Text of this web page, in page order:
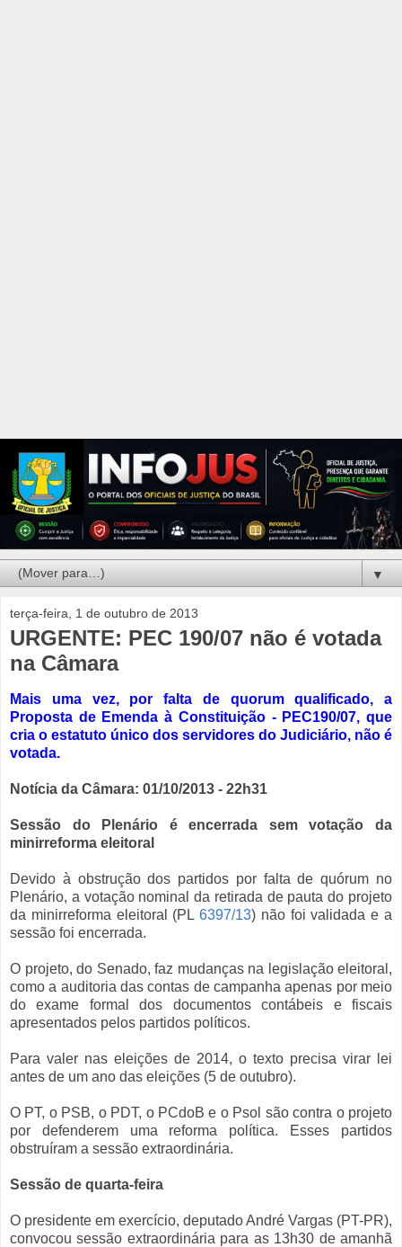
▼
terça-feira, 1 de outubro de 2013
URGENTE: PEC 190/07 não é votada
na Câmara
Mais uma vez, por falta de quorum qualificado, a
Proposta de Emenda à Constituição - PEC190/07, que
cria o estatuto único dos servidores do Judiciário, não é
votada.
Notícia da Câmara: 01/10/2013 - 22h31
Sessão do Plenário é encerrada sem votação da
minirreforma eleitoral
Devido à obstrução dos partidos por falta de quórum no
Plenário, a votação nominal da retirada de pauta do projeto
da minirreforma eleitoral (PL6397/13) não foi validada e a
sessão foi encerrada.
O projeto, do Senado, faz mudanças na legislação eleitoral,
como a auditoria das contas de campanha apenas por meio
do exame formal dos documentos contábeis e fiscais
apresentados pelos partidos políticos.
Para valer nas eleições de 2014, o texto precisa virar lei
antes de um ano das eleições (5 de outubro).
O PT, o PSB, o PDT, o PCdoB e o Psol são contra o projeto
por defenderem uma reforma política. Esses partidos
obstruíram a sessão extraordinária.
Sessão de quarta-feira
O presidente em exercício, deputado André Vargas (PT-PR),
convocou sessão extraordinária para as 13h30 de amanhã